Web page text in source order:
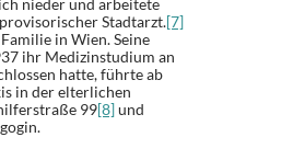
nieder und arbeitete
Stadtarzt.[7]
in Wien. Seine
ihr Medizinstudium an
hatte, führte ab
in der elterlichen
99[8]und